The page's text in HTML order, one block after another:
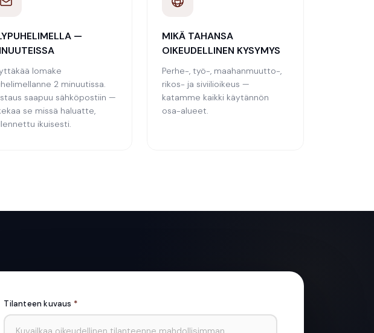
—
lomake
2 minuutissa.
saapuu sähköpostiin —
se missä haluatte,
ikuisesti.
MIKÄ TAHANSA
OIKEUDELLINEN KYSYMYS
Perhe-, työ-, maahanmuutto-,
rikos- ja siviilioikeus —
katamme kaikki käytännön
osa-alueet.
Tilanteen kuvaus *